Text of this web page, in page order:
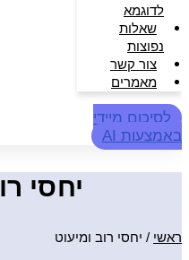
לדוגמא
שאלות
נפוצות
צור קשר
מאמרים
לסיכום מיידי
באמצעות AI
יחסי
ראשי / יחסי רוב ומיעוט